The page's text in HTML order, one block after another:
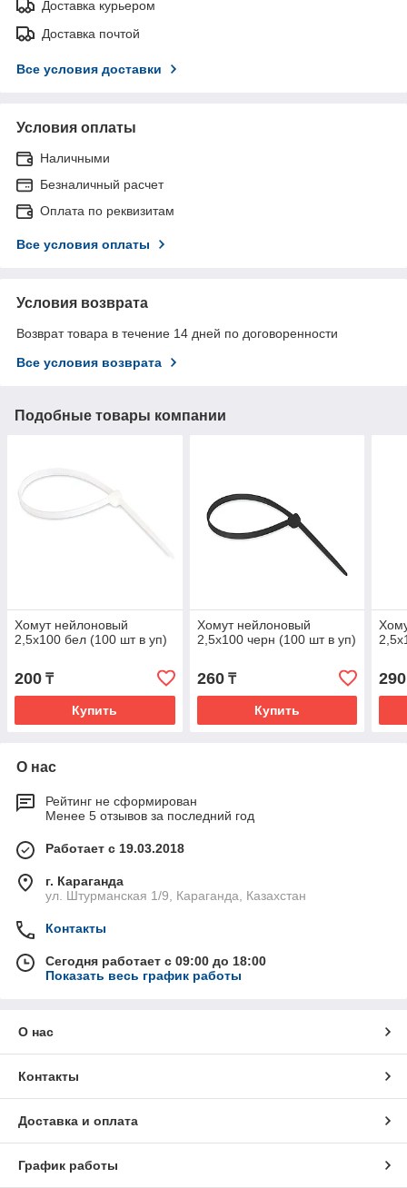
Доставка курьером
Доставка почтой
Все условия доставки
Условия оплаты
Наличными
Безналичный расчет
Оплата по реквизитам
Все условия оплаты
Условия возврата
Возврат товара в течение 14 дней по договоренности
Все условия возврата
Подобные товары компании
Хомут нейлоновый
2,5х100 бел (100 шт в уп)
200 ₸
Купить
Хомут нейлоновый
2,5х100 черн (100 шт в уп)
260₸
Купить
290
О нас
Рейтинг не сформирован
Менее 5 отзывов за последний год
Работает с 19.03.2018
г. Караганда
ул. Штурманская 1/9, Караганда, Казахстан
Контакты
Сегодня работает с 09:00 до 18:00
Показать весь график работы
О нас
Контакты
Доставка и оплата
График работы